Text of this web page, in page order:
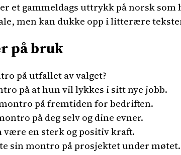
et gammeldags uttrykk på norsk
men kan dukke opp i litterære
på bruk
på utfallet av valget?
på at hun vil lykkes i sitt nye jobb.
på fremtiden for bedriften.
på deg selv og dine evner.
være en sterk og positiv kraft.
sin montro på prosjektet under møtet.